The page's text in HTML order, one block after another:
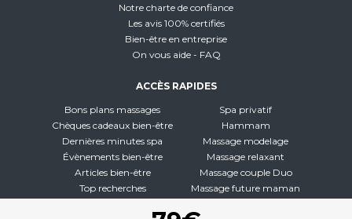
Notre charte de confiance
Les avis 100% certifiés
Bien-être en entreprise
On vous aide - FAQ
ACCÈS RAPIDES
Bons plans massages
Chèques cadeaux bien-être
Dernières minutes spa
Évènements bien-être
Articles bien-être
Top recherches
Spa privatif
Hammam
Massage modelage
Massage relaxant
Massage couple Duo
Massage future maman